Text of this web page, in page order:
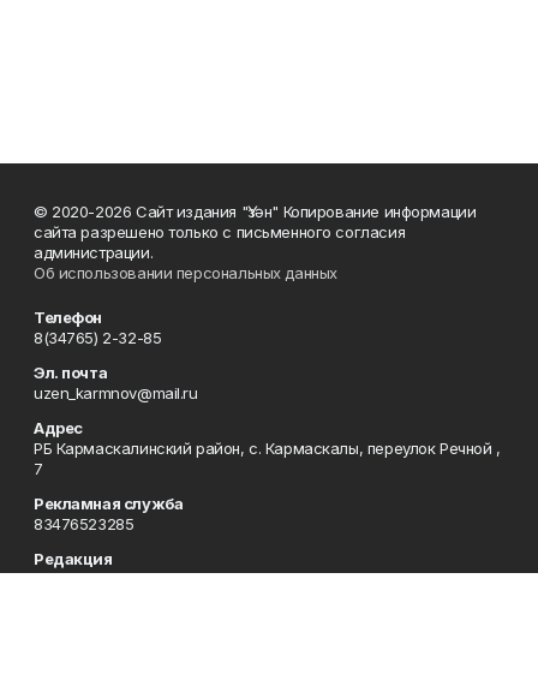
© 2020-2026 Сайт издания "Үзән" Копирование информации
сайта разрешено только с письменного согласия
администрации.
Об использовании персональных данных
Телефон
8(34765) 2-32-85
Эл. почта
uzen_karmnov@mail.ru
Адрес
РБ Кармаскалинский район, с. Кармаскалы, переулок Речной ,
7
Рекламная служба
83476523285
Редакция
83476523283